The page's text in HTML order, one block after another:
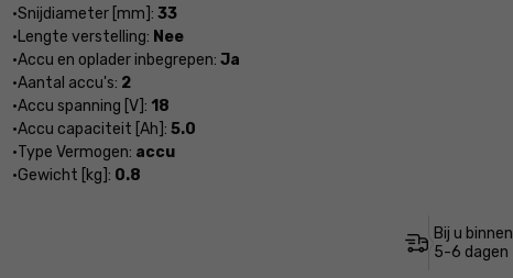
Snijdiameter [mm]: 33
Lengte verstelling: Nee
Accu en oplader inbegrepen: Ja
Aantal accu's: 2
Accu spanning [V]: 18
Accu capaciteit [Ah]: 5.0
Type Vermogen: accu
Gewicht [kg]: 0.8
Bij u binnen
5-6 dagen